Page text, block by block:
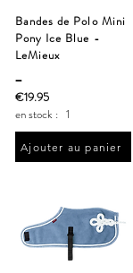
Bandes de Polo Mini
Pony Ice Blue -
LeMieux
_
€19.95
en stock : 1
Ajouter au panier